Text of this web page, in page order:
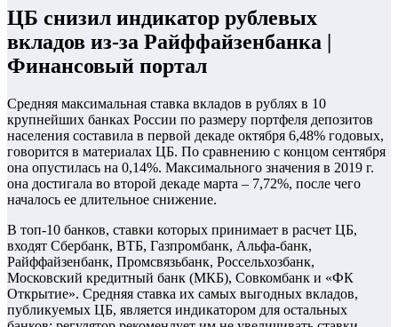
ЦБ снизил индикатор рублевых
вкладов из-за Райффайзенбанка |
Финансовый портал
Средняя максимальная ставка вкладов в рублях в 10
крупнейших банках России по размеру портфеля депозитов
населения составила в первой декаде октября 6,48% годовых,
говорится в материалах ЦБ. По сравнению с концом сентября
она опустилась на 0,14%. Максимального значения в 2019 г.
она достигала во второй декаде марта – 7,72%, после чего
началось ее длительное снижение.
В топ-10 банков, ставки которых принимает в расчет ЦБ,
входят Сбербанк, ВТБ, Газпромбанк, Альфа-банк,
Райффайзенбанк, Промсвязьбанк, Россельхозбанк,
Московский кредитный банк (МКБ), Совкомбанк и «ФК
Открытие». Средняя ставка их самых выгодных вкладов,
публикуемых ЦБ, является индикатором для остальных